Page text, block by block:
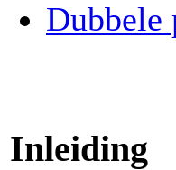
Dubbele
Inleiding